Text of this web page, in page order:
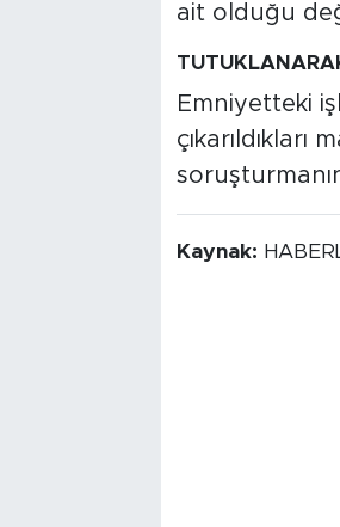
ait olduğu
Emniyetteki
Kaynak: